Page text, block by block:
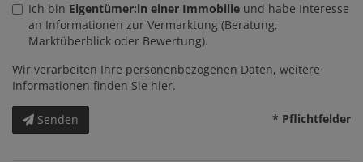
Ich bin Eigentümer:in einer Immobilie und habe Interesse
an Informationen zur Vermarktung (Beratung,
Marktüberblick oder Bewertung).
Wir verarbeiten Ihre personenbezogenen Daten, weitere
Informationen finden Sie hier.
Senden * Pflichtfelder